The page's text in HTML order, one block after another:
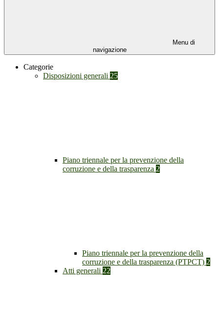
Menu di
navigazione
Categorie
Disposizioni generali 25
Piano triennale per la prevenzione della
corruzione e della trasparenza 2
Piano triennale per la prevenzione della
corruzione e della trasparenza (PTPCT) 2
Atti generali 22